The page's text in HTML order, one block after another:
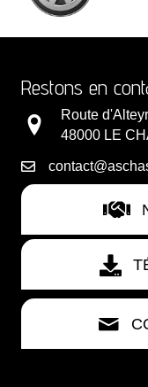
Restons en
Route
48000 LE